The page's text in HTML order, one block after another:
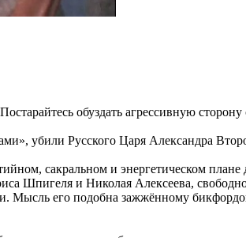
обуздать агрессивную
убили Русского Царя Александра
сакральном и энергетическом
Шпигеля и Николая Алексеева,
Мысль его подобна зажжённому